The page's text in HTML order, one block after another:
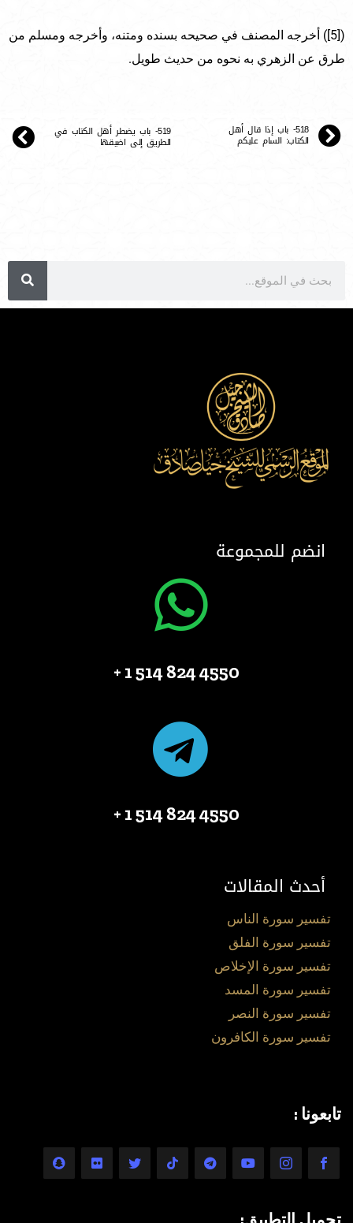
([5]) أخرجه المصنف في صحيحه بسنده ومتنه، وأخرجه ومسلم من
طرق عن الزهري به نحوه من حديث طويل.
518- باب إذا قال أهل
الكتاب: السام عليكم
519- باب يضطر أهل الكتاب في
الطريق إلى اضيقها
انضم للمجموعة
4550 824 514 1 +
4550 824 514 1 +
أحدث المقالات
تفسير سورة الناس
تفسير سورة الفلق
تفسير سورة الإخلاص
تفسير سورة المسد
تفسير سورة النصر
تفسير سورة الكافرون
تابعونا :